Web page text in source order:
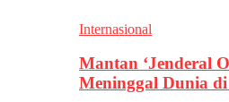
Internasional
Mantan ‘Jenderal
Meninggal Dunia